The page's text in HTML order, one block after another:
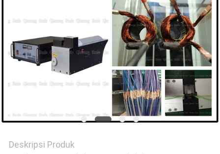
Deskripsi Produk